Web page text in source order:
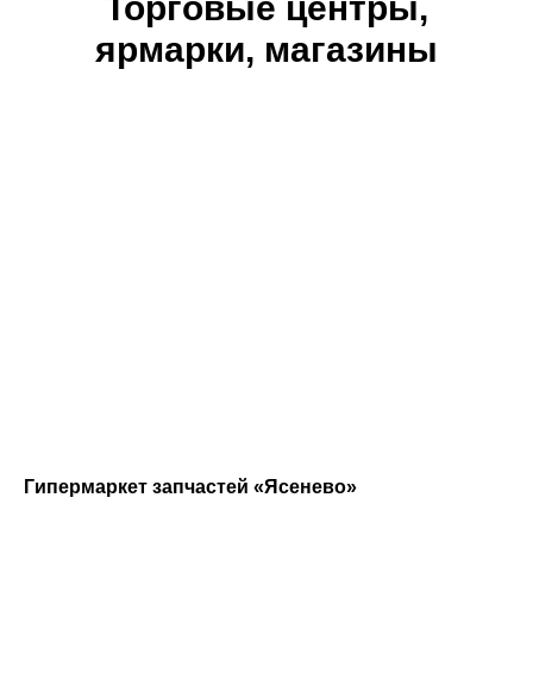
ярмарки, магазины
Гипермаркет запчастей «Ясенево»